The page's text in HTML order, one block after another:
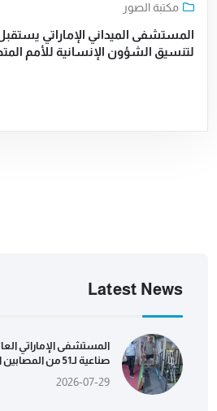
مكتبة الصور
المستشفى الميداني الإماراتي
لتنسيق الشؤون الإنسانية للأمم
Latest News
المستشفى الإماراتي
صناعية لـ51 من المصابين الفلسطينيين
2026-07-29